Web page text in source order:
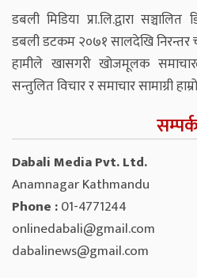
डबली मिडिया प्रा.लि.द्वारा
डबली डटकम २०७१ सालदेखि निरन्तर
हामीले खासगरी खोजमूलक
सन्तुलित विचार र समाचार सामाग्री
Dabali Media Pvt. Ltd.
Anamnagar Kathmandu
Phone :01-4771244
onlinedabali@gmail.com
dabalinews@gmail.com